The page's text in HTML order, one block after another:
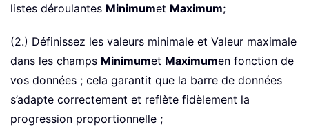
listes déroulantes Minimumet Maximum;
(2.) Définissez les valeurs minimale et Valeur maximale
dans les champs Minimumet Maximumen fonction de
vos données ; cela garantit que la barre de données
s’adapte correctement et reflète fidèlement la
progression proportionnelle ;